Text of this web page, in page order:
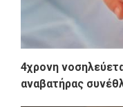
4χρονη
αναβατήρας